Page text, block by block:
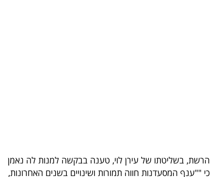
המילון
הרשת, בשליטתו של עירן לוי, טענה בבקשה למנות לה נאמן
כי ""ענף המסעדנות חווה תמורות ושינויים בשנים האחרונות,